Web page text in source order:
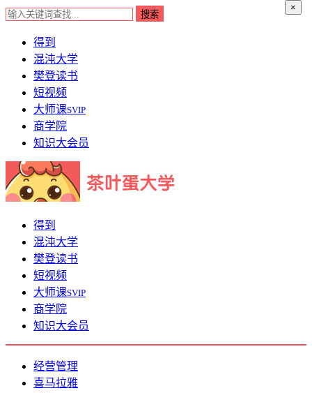
×
得到
混沌大学
樊登读书
短视频
大师课SVIP
商学院
知识大会员
得到
混沌大学
樊登读书
短视频
大师课SVIP
商学院
知识大会员
经营管理
喜马拉雅